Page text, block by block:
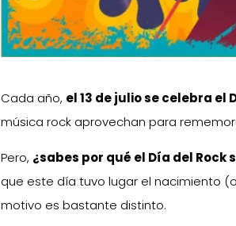
Cada año, el 13 de julio se celebra el
música rock aprovechan para
Pero, ¿sabes por qué el Día del Rock
que este día tuvo lugar el nacimiento
motivo es bastante distinto.